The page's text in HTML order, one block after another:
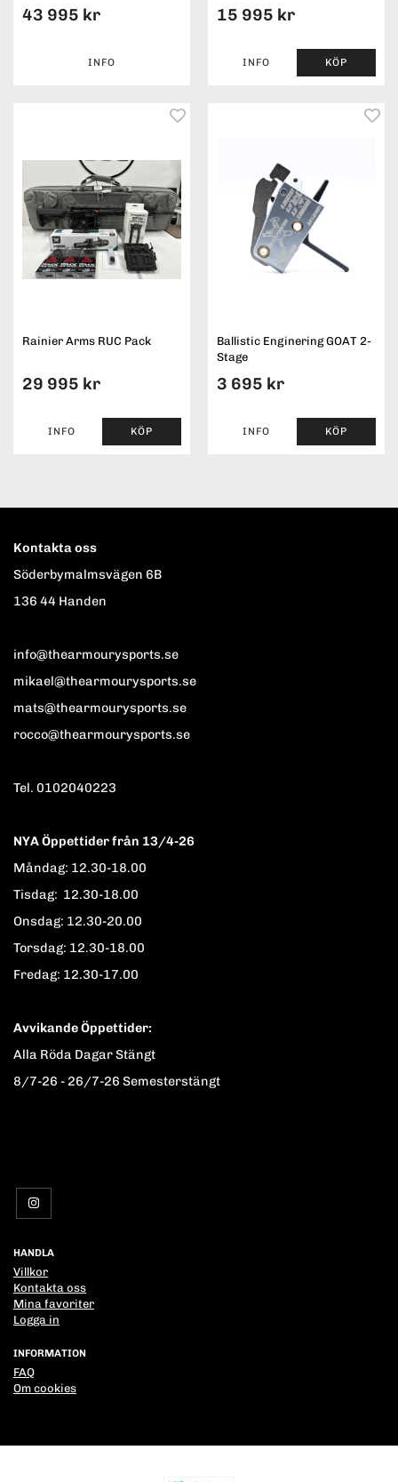
43 995 kr
INFO
15 995 kr
INFO KÖP
Rainier Arms RUC Pack
29 995 kr
INFO KÖP
Ballistic Enginering GOAT 2-
Stage
3 695 kr
INFO KÖP
Kontakta oss
Söderbymalmsvägen 6B
136 44 Handen
info@thearmourysports.se
mikael@thearmourysports.se
mats@thearmourysports.se
rocco@thearmourysports.se
Tel. 0102040223
NYA Öppettider från 13/4-26
Måndag: 12.30-18.00
Tisdag: 12.30-18.00
Onsdag: 12.30-20.00
Torsdag: 12.30-18.00
Fredag: 12.30-17.00
Avvikande Öppettider:
Alla Röda Dagar Stängt
8/7-26 - 26/7-26 Semesterstängt
HANDLA
Villkor
Kontakta oss
Mina favoriter
Logga in
INFORMATION
FAQ
Om cookies